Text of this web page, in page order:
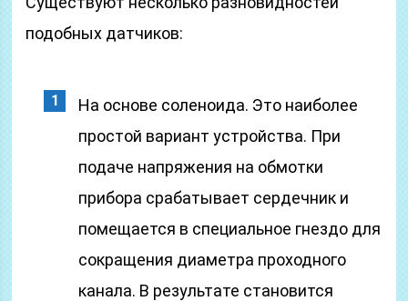
подобных датчиков:
На основе соленоида. Это наиболее
простой вариант устройства. При
подаче напряжения на обмотки
прибора срабатывает сердечник и
помещается в специальное гнездо для
сокращения диаметра проходного
канала. В результате становится